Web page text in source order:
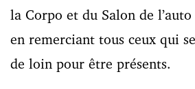
la Corpo et du Salon de
en remerciant tous ceux qui
de loin pour être présents.